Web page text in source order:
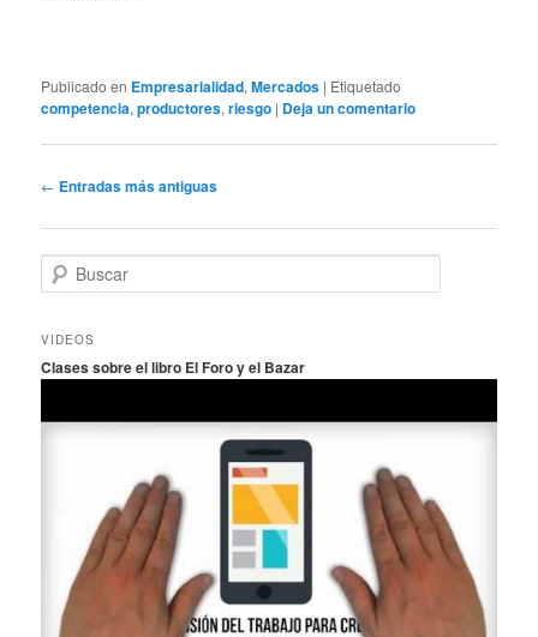
Publicado en Empresarialidad,Mercados | Etiquetado
competencia,productores,riesgo | Deja un comentario
Navegación
entradas
← Entradas más antiguas
u
c
r
VIDEOS
Clases sobre el libro El Foro y el Bazar